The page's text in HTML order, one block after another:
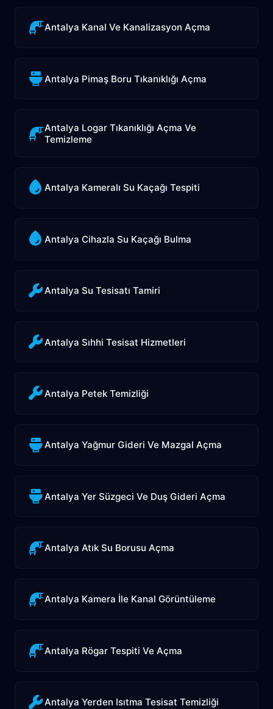
Antalya Kanal Ve Kanalizasyon Açma
Antalya Pimaş Boru Tıkanıklığı Açma
Antalya Logar Tıkanıklığı Açma Ve
Temizleme
Antalya Kameralı Su Kaçağı Tespiti
Antalya Cihazla Su Kaçağı Bulma
Antalya Su Tesisatı Tamiri
Antalya Sıhhi Tesisat Hizmetleri
Antalya Petek Temizliği
Antalya Yağmur Gideri Ve Mazgal Açma
Antalya Yer Süzgeci Ve Duş Gideri Açma
Antalya Atık Su Borusu Açma
Antalya Kamera İle Kanal Görüntüleme
Antalya Rögar Tespiti Ve Açma
Antalya Yerden Isıtma Tesisat Temizliği